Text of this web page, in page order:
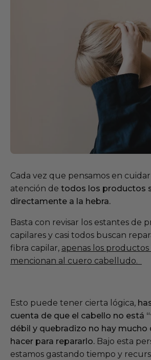
Cada vez que pensamos en
atención de todos los productos
directamente a la hebra.
Basta con revisar los estantes de
capilares y casi todos buscan
fibra capilar, apenas los productos
mencionan al cuero cabelludo.
Esto puede tener cierta lógica,
cuenta de que el cabello no está
débil y quebradizo no hay mucho
hacer para repararlo. Bajo esta
estamos gastando tiempo y